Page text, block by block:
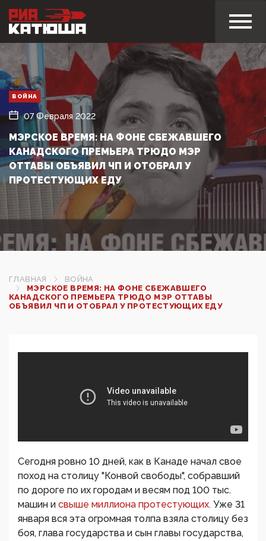
ВОЙНА
07 Февраля 2022
МЭРСКОЕ ВРЕМЯ: НА ФОНЕ СБЕЖАВШЕГО
КАНАДСКОГО ПРЕМЬЕРА ТРЮДО МЭР
ОТТАВЫ ОБЪЯВИЛ ЧП И ОТОБРАЛ У
ПРОТЕСТУЮЩИХ ЕДУ
ГЛАВНАЯ
ВОЙНА
МЭРСКОЕ ВРЕМЯ: НА ФОНЕ СБЕЖАВШЕГО
КАНАДСКОГО ПРЕМЬЕРА ТРЮДО МЭР ОТТАВЫ
ОБЪЯВИЛ ЧП И ОТОБРАЛ У ПРОТЕСТУЮЩИХ ЕДУ
Сегодня ровно 10 дней, как в Канаде начал свое
поход на столицу "Конвой свободы", собравший
по дороге по их городам и весям под 100 тыс.
машин и свыше миллиона протестующих. Уже 31
января вся эта огромная толпа взяла столицу без
боя, глава государства и сын главы государства,